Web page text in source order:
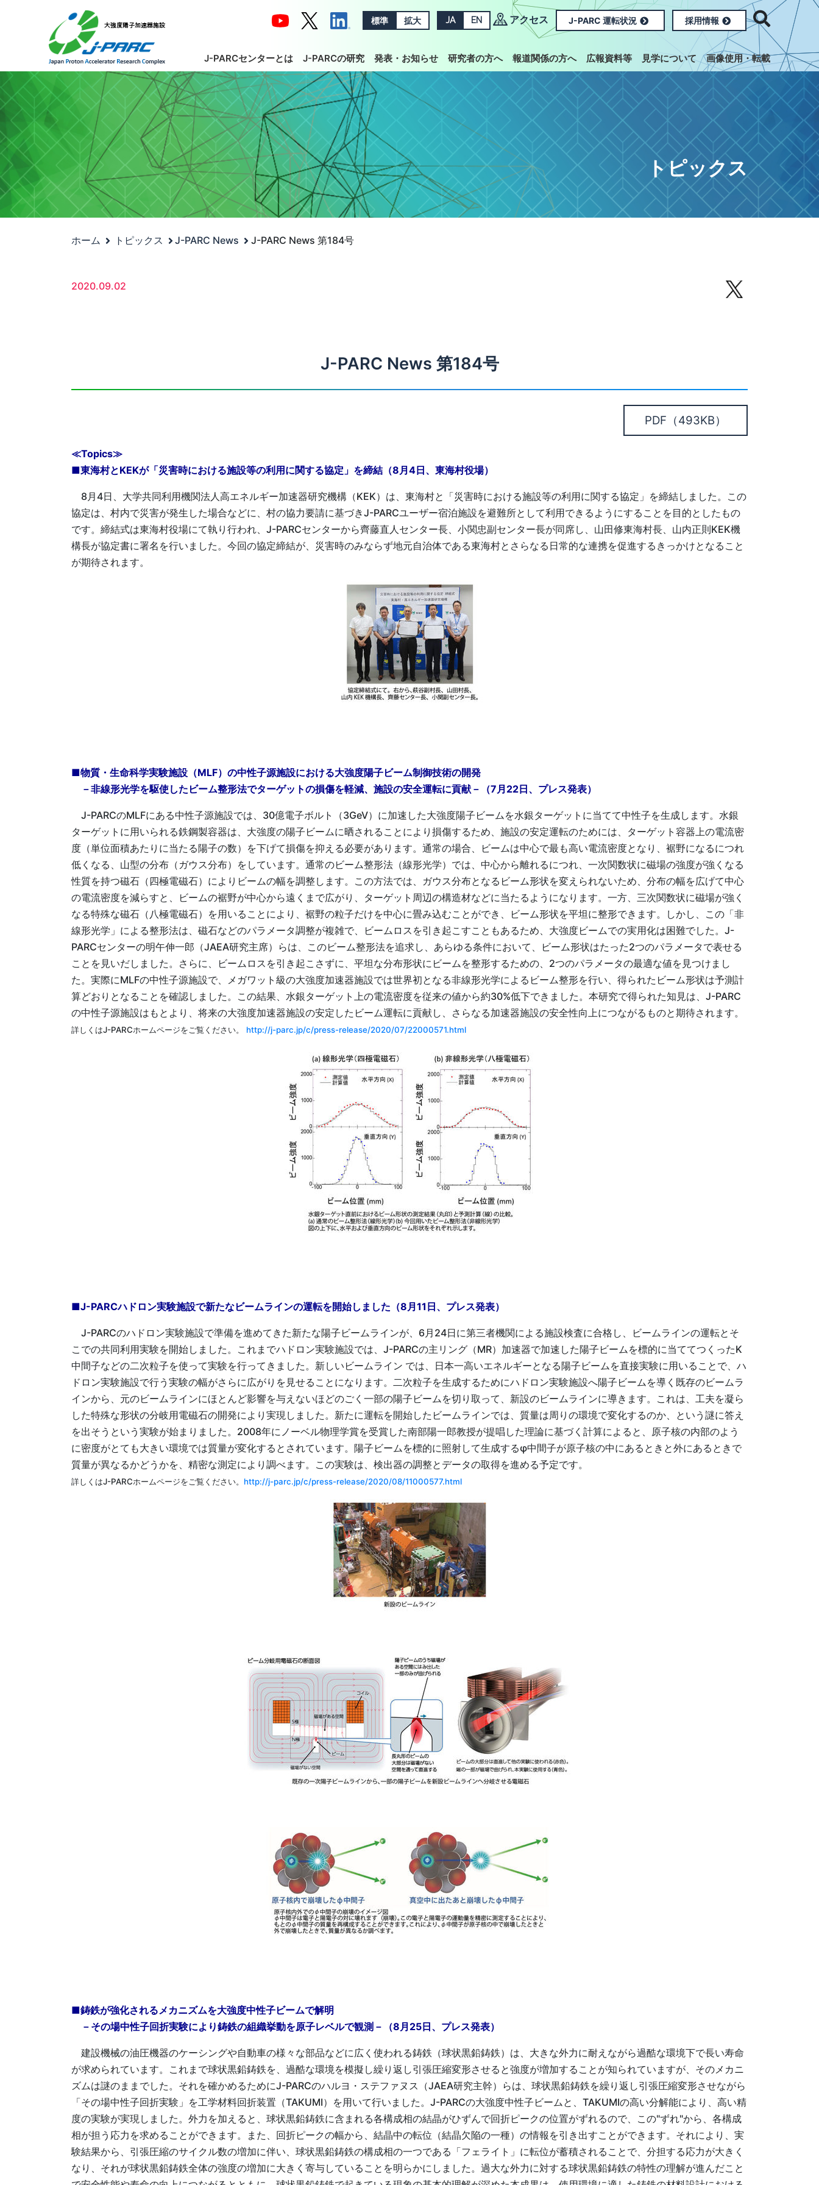
標準 拡大 JA EN アクセス J-PARC 運転状況 採用情報
J-PARCセンターとは J-PARCの研究 発表・お知らせ 研究者の方へ 報道関係の方へ 広報資料等 見学について 画像使用・転載
トピックス
ホーム トピックス J-PARC News J-PARC News 第184号
2020.09.02
J-PARC News 第184号
PDF （493KB）
≪Topics≫
■東海村とKEKが「災害時における施設等の利用に関する協定」を締結（8月4日、東海村役場）
8月4日、大学共同利用機関法人高エネルギー加速器研究機構（KEK）は、東海村と「災害時における施設等の利用に関する協定」を締結しました。この
協定は、村内で災害が発生した場合などに、村の協力要請に基づきJ-PARCユーザー宿泊施設を避難所として利用できるようにすることを目的としたもの
です。締結式は東海村役場にて執り行われ、J-PARCセンターから齊藤直人センター長、小関忠副センター長が同席し、山田修東海村長、山内正則KEK機
構長が協定書に署名を行いました。今回の協定締結が、災害時のみならず地元自治体である東海村とさらなる日常的な連携を促進するきっかけとなること
が期待されます。
■物質・生命科学実験施設（MLF）の中性子源施設における大強度陽子ビーム制御技術の開発
－非線形光学を駆使したビーム整形法でターゲットの損傷を軽減、施設の安全運転に貢献－（7月22日、プレス発表）
J-PARCのMLFにある中性子源施設では、30億電子ボルト（3GeV）に加速した大強度陽子ビームを水銀ターゲットに当てて中性子を生成します。水銀
ターゲットに用いられる鉄鋼製容器は、大強度の陽子ビームに晒されることにより損傷するため、施設の安定運転のためには、ターゲット容器上の電流密
度（単位面積あたりに当たる陽子の数）を下げて損傷を抑える必要があります。通常の場合、ビームは中心で最も高い電流密度となり、裾野になるにつれ
低くなる、山型の分布（ガウス分布）をしています。通常のビーム整形法（線形光学）では、中心から離れるにつれ、一次関数状に磁場の強度が強くなる
性質を持つ磁石（四極電磁石）によりビームの幅を調整します。この方法では、ガウス分布となるビーム形状を変えられないため、分布の幅を広げて中心
の電流密度を減らすと、ビームの裾野が中心から遠くまで広がり、ターゲット周辺の構造材などに当たるようになります。一方、三次関数状に磁場が強く
なる特殊な磁石（八極電磁石）を用いることにより、裾野の粒子だけを中心に畳み込むことができ、ビーム形状を平坦に整形できます。しかし、この「非
線形光学」による整形法は、磁石などのパラメータ調整が複雑で、ビームロスを引き起こすこともあるため、大強度ビームでの実用化は困難でした。J-
PARCセンターの明午伸一郎（JAEA研究主席）らは、このビーム整形法を追求し、あらゆる条件において、ビーム形状はたった2つのパラメータで表せる
ことを見いだしました。さらに、ビームロスを引き起こさずに、平坦な分布形状にビームを整形するための、2つのパラメータの最適な値を見つけまし
た。実際にMLFの中性子源施設で、メガワット級の大強度加速器施設では世界初となる非線形光学によるビーム整形を行い、得られたビーム形状は予測計
算どおりとなることを確認しました。この結果、水銀ターゲット上の電流密度を従来の値から約30%低下できました。本研究で得られた知見は、J-PARC
の中性子源施設はもとより、将来の大強度加速器施設の安定したビーム運転に貢献し、さらなる加速器施設の安全性向上につながるものと期待されます。
詳しくはJ-PARCホームページをご覧ください。 http://j-parc.jp/c/press-release/2020/07/22000571.html
■J-PARCハドロン実験施設で新たなビームラインの運転を開始しました（8月11日、プレス発表）
J-PARCのハドロン実験施設で準備を進めてきた新たな陽子ビームラインが、6⽉24⽇に第三者機関による施設検査に合格し、ビームラインの運転とそ
こでの共同利用実験を開始しました。これまでハドロン実験施設では、J-PARCの主リング（MR）加速器で加速した陽子ビームを標的に当ててつくったK
中間子などの二次粒子を使って実験を行ってきました。新しいビームライン では、日本一高いエネルギーとなる陽子ビームを直接実験に用いることで、ハ
ドロン実験施設で行う実験の幅がさらに広がりを見せることになります。二次粒子を生成するためにハドロン実験施設へ陽子ビームを導く既存のビームラ
インから、元のビームラインにほとんど影響を与えないほどのごく一部の陽子ビームを切り取って、新設のビームラインに導きます。これは、工夫を凝ら
した特殊な形状の分岐用電磁石の開発により実現しました。新たに運転を開始したビームラインでは、質量は周りの環境で変化するのか、という謎に答え
を出そうという実験が始まりました。2008年にノーベル物理学賞を受賞した南部陽一郎教授が提唱した理論に基づく計算によると、原子核の内部のよう
に密度がとても大きい環境では質量が変化するとされています。陽子ビームを標的に照射して生成するφ中間子が原子核の中にあるときと外にあるときで
質量が異なるかどうかを、精密な測定により調べます。この実験は、検出器の調整とデータの取得を進める予定です。
詳しくはJ-PARCホームページをご覧ください。 http://j-parc.jp/c/press-release/2020/08/11000577.html
■鋳鉄が強化されるメカニズムを大強度中性子ビームで解明
－その場中性子回折実験により鋳鉄の組織挙動を原子レベルで観測－（8月25日、プレス発表）
建設機械の油圧機器のケーシングや自動車の様々な部品などに広く使われる鋳鉄（球状黒鉛鋳鉄）は、大きな外力に耐えながら過酷な環境下で長い寿命
が求められています。これまで球状黒鉛鋳鉄を、過酷な環境を模擬し繰り返し引張圧縮変形させると強度が増加することが知られていますが、そのメカニ
ズムは謎のままでした。それを確かめるためにJ-PARCのハルヨ・ステファヌス（JAEA研究主幹）らは、球状黒鉛鋳鉄を繰り返し引張圧縮変形させながら
「その場中性子回折実験」を工学材料回折装置（TAKUMI）を用いて行いました。J-PARCの大強度中性子ビームと、TAKUMIの高い分解能により、高い精
度の実験が実現しました。外力を加えると、球状黒鉛鋳鉄に含まれる各構成相の結晶がひずんで回折ピークの位置がずれるので、この"ずれ"から、各構成
相が担う応力を求めることができます。また、回折ピークの幅から、結晶中の転位（結晶欠陥の一種）の情報を引き出すことができます。それにより、実
験結果から、引張圧縮のサイクル数の増加に伴い、球状黒鉛鋳鉄の構成相の一つである「フェライト」に転位が蓄積されることで、分担する応力が大きく
なり、それが球状黒鉛鋳鉄全体の強度の増加に大きく寄与していることを明らかにしました。過大な外力に対する球状黒鉛鋳鉄の特性の理解が進んだこと